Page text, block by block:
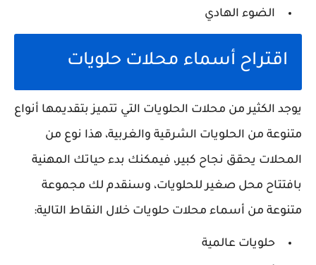
الضوء الهادي
اقتراح أسماء محلات حلويات
يوجد الكثير من محلات الحلويات التي تتميز بتقديمها أنواع
متنوعة من الحلويات الشرقية والغربية، هذا نوع من
المحلات يحقق نجاح كبير، فيمكنك بدء حياتك المهنية
بافتتاح محل صغير للحلويات، وسنقدم لك مجموعة
متنوعة من أسماء محلات حلويات خلال النقاط التالية:
حلويات عالمية